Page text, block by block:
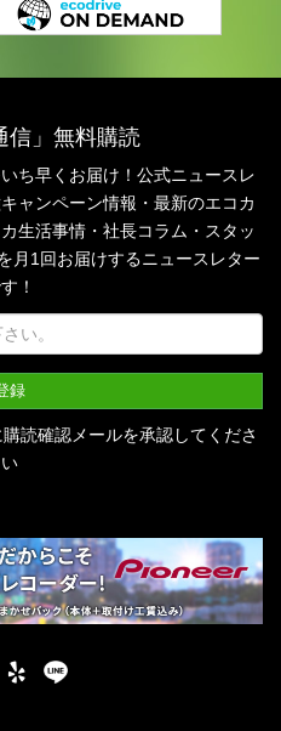
信」無料購読
ち早くお届け！公式ニュースレ
ャンペーン情報・最新のエコカ
生活事情・社長コラム・ スタッ
月1回お届けするニュースレター
！
読確認メールを承認してくださ
い